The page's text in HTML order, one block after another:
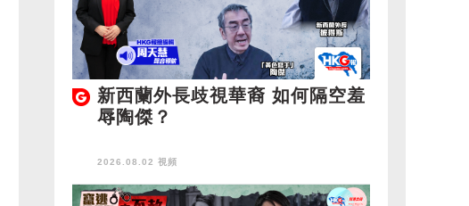
新西蘭外長歧視華裔 如何隔空羞
辱陶傑？
2026.08.02 視頻